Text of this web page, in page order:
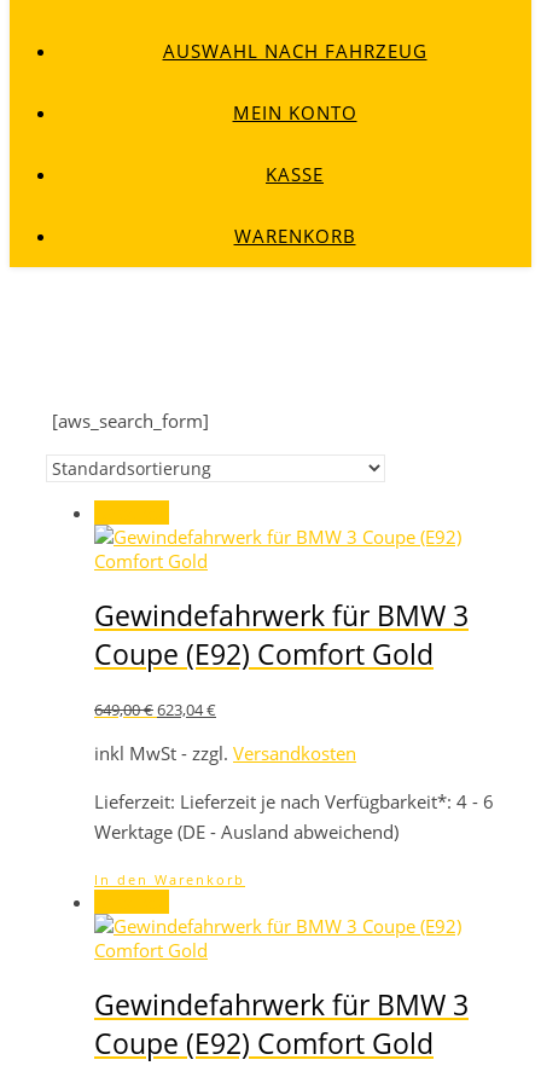
AUSWAHL NACH FAHRZEUG
MEIN KONTO
KASSE
WARENKORB
[aws_search_form]
Gewindefahrwerk für BMW 3
Coupe (E92) Comfort Gold
649,00€Ursprünglicher
war:
649,00 €
623,04€Aktueller
ist:
623,04 €.
inkl MwSt - zzgl. Versandkosten
Lieferzeit: Lieferzeit je nach Verfügbarkeit*: 4 - 6
Werktage (DE - Ausland abweichend)
In den Warenkorb
Gewindefahrwerk für BMW 3
Coupe (E92) Comfort Gold